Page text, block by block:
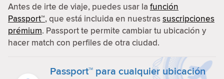
Antes de irte de viaje, puedes usar la función
Passport™, que está incluida en nuestrassuscripciones
prémium. Passport te permite cambiar tu ubicación y
hacer match con perfiles de otra ciudad.
Passport™ para cualquier ubicación